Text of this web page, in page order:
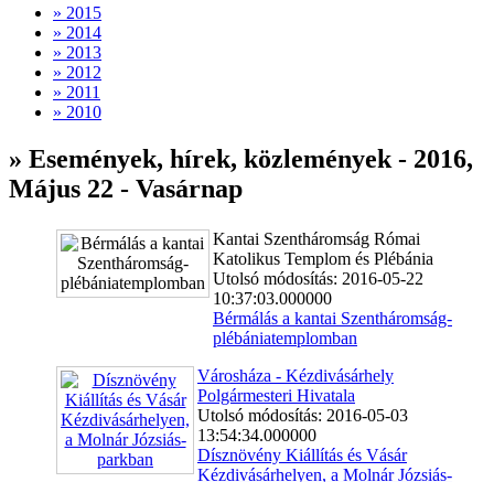
» 2015
» 2014
» 2013
» 2012
» 2011
» 2010
» Események, hírek, közlemények - 2016,
Május 22 - Vasárnap
Kantai Szentháromság Római
Katolikus Templom és Plébánia
Utolsó módosítás: 2016-05-22
10:37:03.000000
Bérmálás a kantai Szentháromság-
plébániatemplomban
Városháza - Kézdivásárhely
Polgármesteri Hivatala
Utolsó módosítás: 2016-05-03
13:54:34.000000
Dísznövény Kiállítás és Vásár
Kézdivásárhelyen, a Molnár Józsiás-